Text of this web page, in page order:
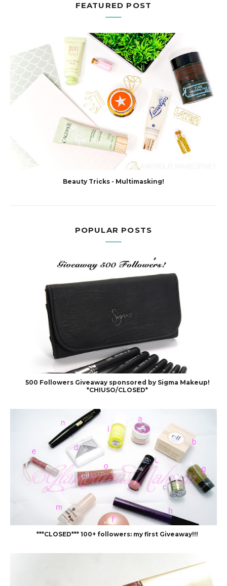
FEATURED POST
Beauty Tricks - Multimasking!
POPULAR POSTS
500 Followers Giveaway sponsored by Sigma Makeup!
*CHIUSO/CLOSED*
***CLOSED*** 100+ followers: my first Giveaway!!!